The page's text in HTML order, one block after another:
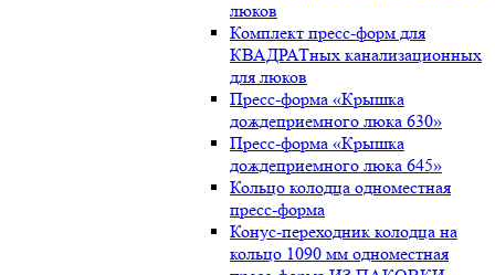
люков
Комплект пресс-форм для
КВАДРАТных канализационных
для люков
Пресс-форма «Крышка
дождеприемного люка 630»
Пресс-форма «Крышка
дождеприемного люка 645»
Кольцо колодца одноместная
пресс-форма
Конус-переходник колодца на
кольцо 1090 мм одноместная